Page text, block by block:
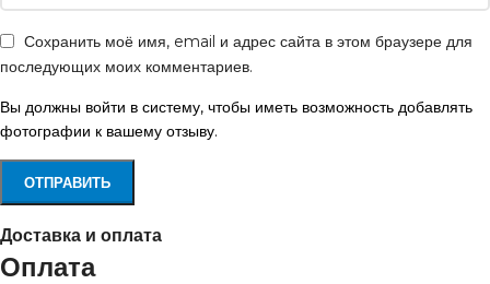
Сохранить моё имя, email и адрес сайта в этом браузере для
последующих моих комментариев.
Вы должны войти в систему, чтобы иметь возможность добавлять
фотографии к вашему отзыву.
Доставка и оплата
Оплата